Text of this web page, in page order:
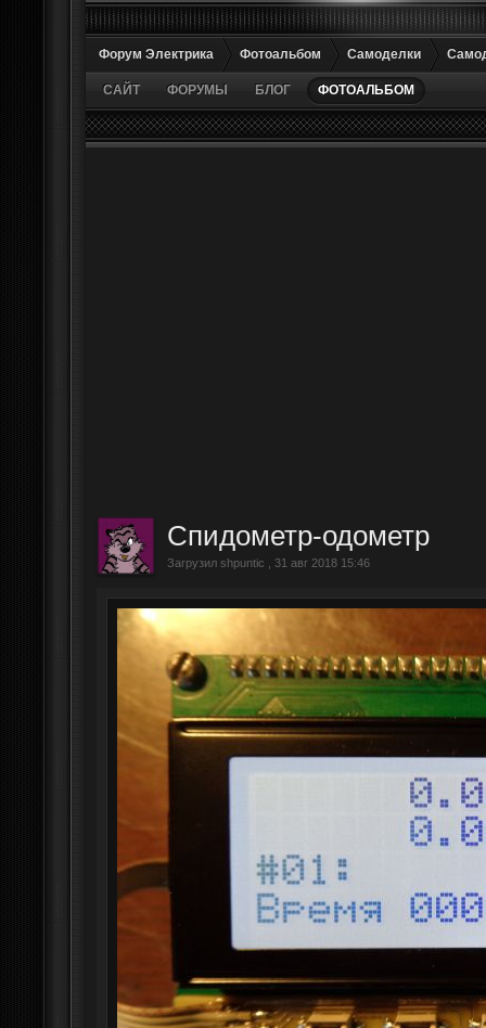
Форум Электрика Фотоальбом Самоделки
САЙТ ФОРУМЫ БЛОГ ФОТОАЛЬБОМ
Спидометр-одометр
Загрузил shpuntic , 31 авг 2018 15:46